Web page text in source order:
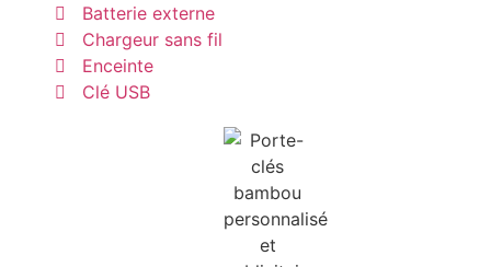
Batterie externe
Chargeur sans fil
Enceinte
Clé USB